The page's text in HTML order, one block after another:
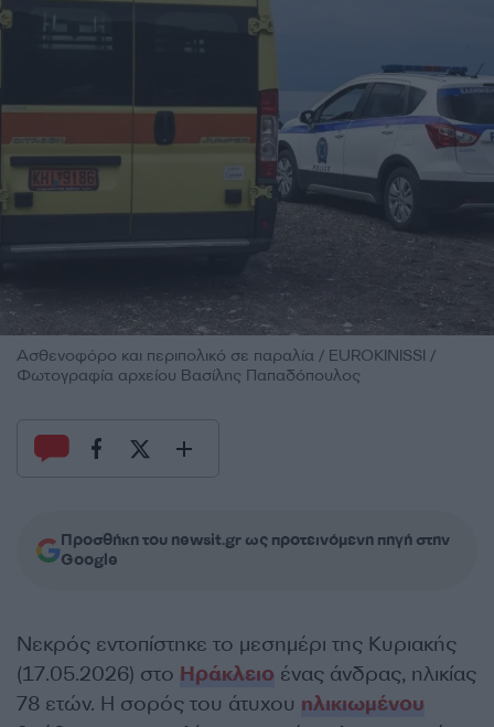
Ασθενοφόρο και περιπολικό σε παραλία / EUROKINISSI /
Φωτογραφία αρχείου Βασίλης Παπαδόπουλος
Προσθήκη του newsit.gr ως προτεινόμενη πηγή στην
Google
Νεκρός εντοπίστηκε το μεσημέρι της Κυριακής
(17.05.2026) στο Ηράκλειο ένας άνδρας, ηλικίας
78 ετών. Η σορός του άτυχου ηλικιωμένου